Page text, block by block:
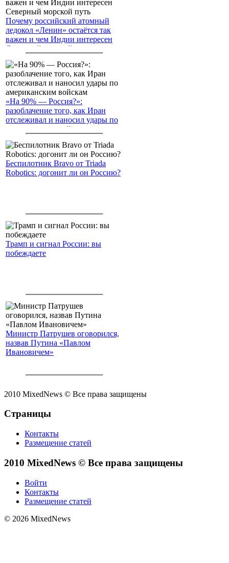
Почему российский атомный
ледокол «Ленин» остаётся так
важен и чем Индии интересен
Северный морской путь
«На 90% — Россия?»:
разоблачение того, как Иран
отслеживал и наносил удары по
американским войскам
Беспилотник Bravo от Triada
Robotics: догонит ли он Россию?
Трамп и сигнал России: вы
побеждаете
Министр Патрушев оговорился,
назвав Путина «Павлом
Ивановичем»
2010 MixedNews © Все права защищены
Страницы
Контакты
Размещение статей
2010 MixedNews © Все права защищены
Войти
Контакты
Размещение статей
© 2026 MixedNews